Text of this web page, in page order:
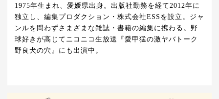
1975年生まれ、愛媛県出身。出版社勤務を経て2012年に
独立し、編集プロダクション・株式会社ESSを設立。ジャ
ンルを問わずさまざまな雑誌・書籍の編集に携わる。野
球好きが高じてニコニコ生放送『愛甲猛の激ヤバトーク
野良犬の穴』にも出演中。